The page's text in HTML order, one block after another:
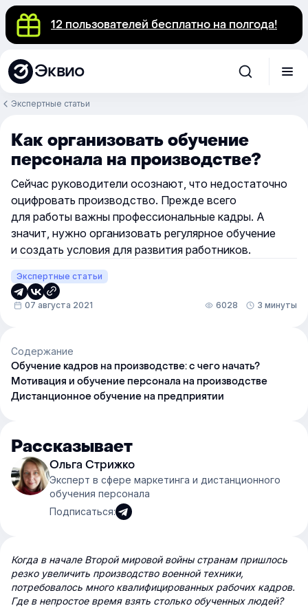
12 пользователей бесплатно на полгода!
Эквио
Экспертные статьи
Как организовать обучение
персонала на производстве?
Сейчас руководители осознают, что недостаточно
оцифровать производство. Прежде всего
для работы важны профессиональные кадры. А
значит, нужно организовать регулярное обучение
и создать условия для развития работников.
Экспертные статьи
07 августа 2021 6028 3 минуты
Содержание
Обучение кадров на производстве: с чего начать?
Мотивация и обучение персонала на производстве
Дистанционное обучение на предприятии
Рассказывает
Ольга Стрижко
Эксперт в сфере маркетинга и дистанционного
обучения персонала
Подписаться:
Когда в начале Второй мировой войны странам пришлось
резко увеличить производство военной техники,
потребовалось много квалифицированных рабочих кадров.
Где в непростое время взять столько обученных людей?